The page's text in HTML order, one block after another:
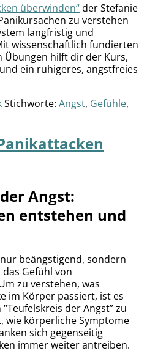
überwinden“der Stefanie
zu verstehen
langfristig und
wissenschaftlich fundierten
Übungen hilft dir der Kurs,
ein ruhigeres, angstfreies
Stichworte: Angst, Gefühle,
Angst:
entstehen und
beängstigend, sondern
Gefühl von
zu verstehen, was
im Körper passiert, ist es
der Angst” zu
wie körperliche Symptome
sich gegenseitig
immer weiter antreiben.